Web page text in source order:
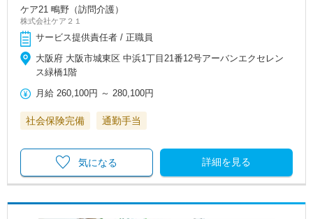
ケア21 鴫野（訪問介護）
株式会社ケア２１
サービス提供責任者 / 正職員
大阪府 大阪市城東区 中浜1丁目21番12号アーバンエクセレン
ス緑橋1階
月給 260,100円 ～280,100円
社会保険完備 通勤手当
詳細を見る
気になる